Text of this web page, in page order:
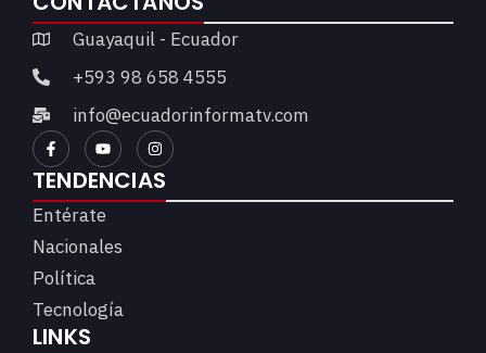
Guayaquil - Ecuador
+593 98 658 4555
info@ecuadorinformatv.com
TENDENCIAS
Entérate
Nacionales
Política
Tecnología
LINKS